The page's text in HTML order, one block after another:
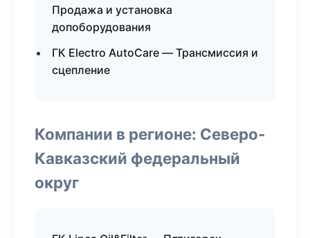
Продажа и установка
допоборудования
ГК Electro AutoCare — Трансмиссия и
сцепление
Компании в регионе: Северо-
Кавказский федеральный
округ